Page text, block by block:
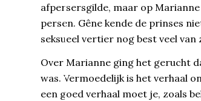
afpersersgilde, maar op
persen. Gêne kende de prinses
seksueel vertier nog best veel
Over Marianne ging het gerucht
was. Vermoedelijk is het verhaal
een goed verhaal moet je, zoals